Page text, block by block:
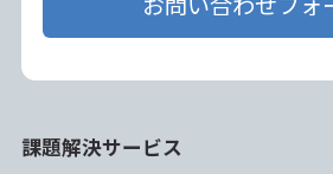
課題解決サービス